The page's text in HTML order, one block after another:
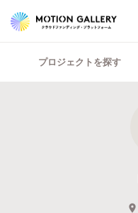
プロジェクトを探す